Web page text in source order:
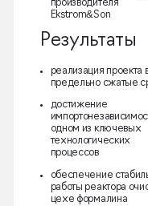
производителя
Ekstrom&Son
Результаты
реализация проекта
предельно сжатые
достижение
одном из ключевых
технологических
процессов
обеспечение
работы реактора
цехе формалина